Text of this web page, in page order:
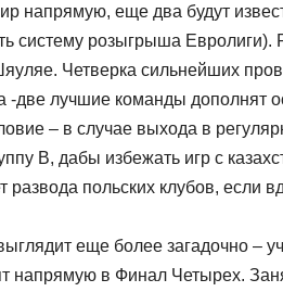
напрямую, еще два будут
систему розыгрыша
Четверка сильнейших
-две лучшие команды дополнят
– в случае выхода в
В, дабы избежать игр с
развода польских клубов, если
еще более загадочно –
напрямую в Финал Четырех.